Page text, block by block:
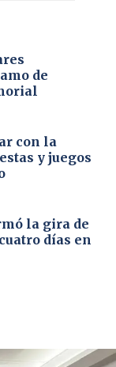
de
con la
y juegos
la gira de
días en